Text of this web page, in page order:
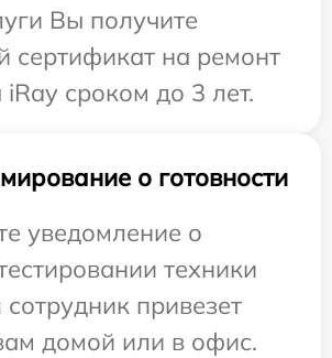
Вы получите
сертификат на ремонт
iRay сроком до 3 лет.
о готовности
уведомление о
техники
привезет
домой или в офис.